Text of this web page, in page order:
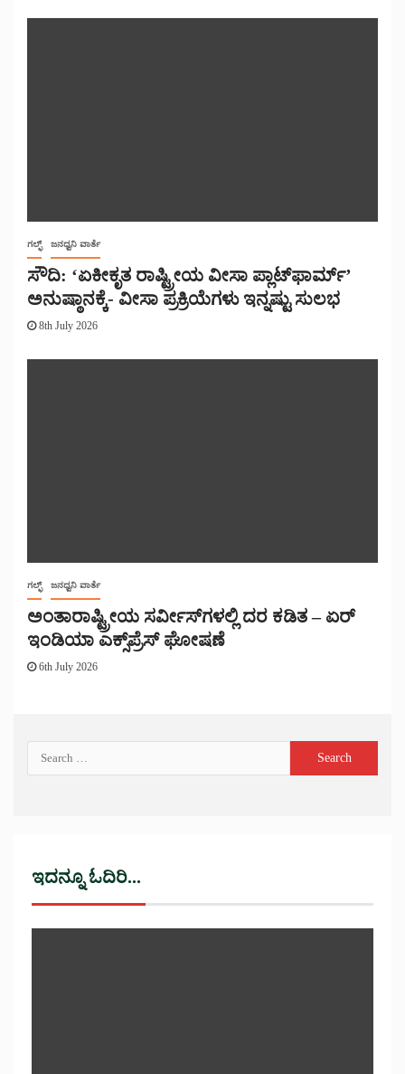
ಗಲ್ಫ್ ಜನಧ್ವನಿ ವಾರ್ತೆ
ಸೌದಿ: ‘ಏಕೀಕೃತ ರಾಷ್ಟ್ರೀಯ ವೀಸಾ ಪ್ಲಾಟ್‌ಫಾರ್ಮ್’
ಅನುಷ್ಠಾನಕ್ಕೆ- ವೀಸಾ ಪ್ರಕ್ರಿಯೆಗಳು ಇನ್ನಷ್ಟು ಸುಲಭ
8th July 2026
ಗಲ್ಫ್ ಜನಧ್ವನಿ ವಾರ್ತೆ
ಅಂತಾರಾಷ್ಟ್ರೀಯ ಸರ್ವೀಸ್‌ಗಳಲ್ಲಿ ದರ ಕಡಿತ – ಏರ್
ಇಂಡಿಯಾ ಎಕ್ಸ್‌ಪ್ರೆಸ್ ಘೋಷಣೆ
6th July 2026
ಇದನ್ನೂ ಓದಿರಿ...